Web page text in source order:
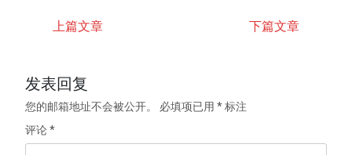
上篇文章 下篇文章
发表回复
您的邮箱地址不会被公开。 必填项已用*标注
评论*